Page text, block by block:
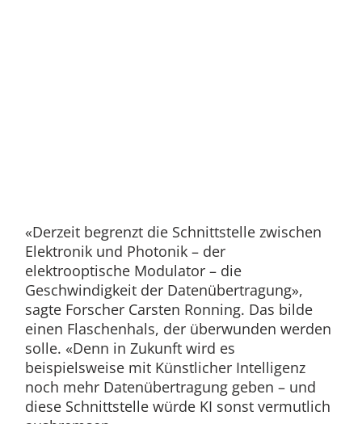
«Derzeit begrenzt die Schnittstelle zwischen
Elektronik und Photonik – der
elektrooptische Modulator – die
Geschwindigkeit der Datenübertragung»,
sagte Forscher Carsten Ronning. Das bilde
einen Flaschenhals, der überwunden werden
solle. «Denn in Zukunft wird es
beispielsweise mit Künstlicher Intelligenz
noch mehr Datenübertragung geben – und
diese Schnittstelle würde KI sonst vermutlich